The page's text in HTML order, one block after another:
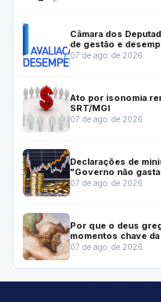
Câmara dos
de gestão e
07 de ago. de 2026
Ato por isonomia
SRT/MGI
07 de ago. de 2026
Declarações de
"Governo não
07 de ago. de 2026
Por que o deus
momentos chave
07 de ago. de 2026